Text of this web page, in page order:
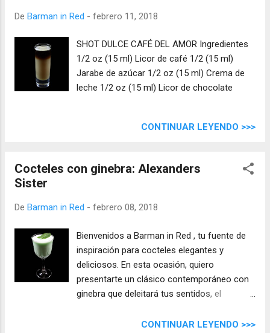
De Barman in Red - febrero 11, 2018
SHOT DULCE CAFÉ DEL AMOR Ingredientes
1/2 oz (15 ml) Licor de café 1/2 (15 ml)
Jarabe de azúcar 1/2 oz (15 ml) Crema de
leche 1/2 oz (15 ml) Licor de chocolate
CONTINUAR LEYENDO >>>
Cocteles con ginebra: Alexanders
Sister
De Barman in Red - febrero 08, 2018
Bienvenidos a Barman in Red , tu fuente de
inspiración para cocteles elegantes y
deliciosos. En esta ocasión, quiero
presentarte un clásico contemporáneo con
ginebra que deleitará tus sentidos, el
CONTINUAR LEYENDO >>>